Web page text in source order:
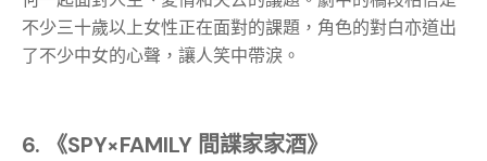
不少三十歲以上女性正在面對的課題，角色的對白亦道出
了不少中女的心聲，讓人笑中帶淚。
6. 《SPY×FAMILY 間諜家家酒》